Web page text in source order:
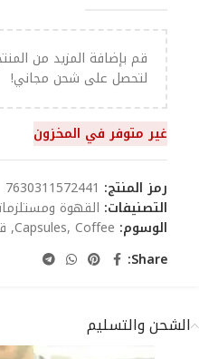
قم بإضافة المزيد من
لتحصل على شحن مجاني!
غير متوفر في المخزون
رمز المنتج: 7630311572441
التصنيفات: القهوة
الوسوم:
Capsules, Coffee
,
Share:
الشحن والتسليم